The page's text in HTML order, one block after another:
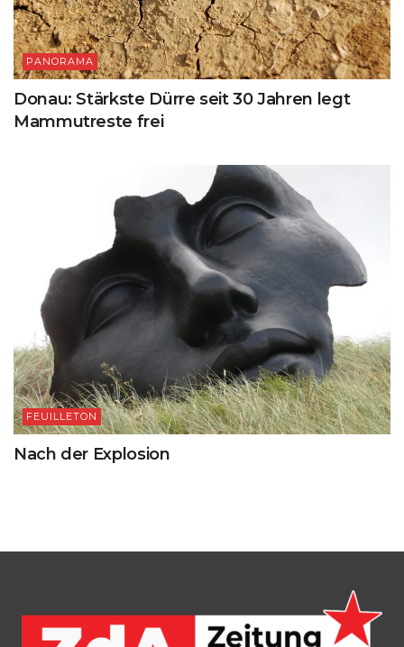
PANORAMA
Donau: Stärkste Dürre seit 30 Jahren legt
Mammutreste frei
FEUILLETON
Nach der Explosion